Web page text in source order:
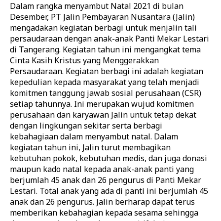
Dalam rangka menyambut Natal 2021 di bulan
Desember, PT Jalin Pembayaran Nusantara (Jalin)
mengadakan kegiatan berbagi untuk menjalin tali
persaudaraan dengan anak-anak Panti Mekar Lestari
di Tangerang. Kegiatan tahun ini mengangkat tema
Cinta Kasih Kristus yang Menggerakkan
Persaudaraan. Kegiatan berbagi ini adalah kegiatan
kepedulian kepada masyarakat yang telah menjadi
komitmen tanggung jawab sosial perusahaan (CSR)
setiap tahunnya. Ini merupakan wujud komitmen
perusahaan dan karyawan Jalin untuk tetap dekat
dengan lingkungan sekitar serta berbagi
kebahagiaan dalam menyambut natal. Dalam
kegiatan tahun ini, Jalin turut membagikan
kebutuhan pokok, kebutuhan medis, dan juga donasi
maupun kado natal kepada anak-anak panti yang
berjumlah 45 anak dan 26 pengurus di Panti Mekar
Lestari. Total anak yang ada di panti ini berjumlah 45
anak dan 26 pengurus. Jalin berharap dapat terus
memberikan kebahagian kepada sesama sehingga